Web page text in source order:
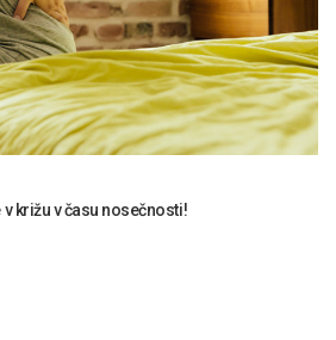
v križu v času nosečnosti!